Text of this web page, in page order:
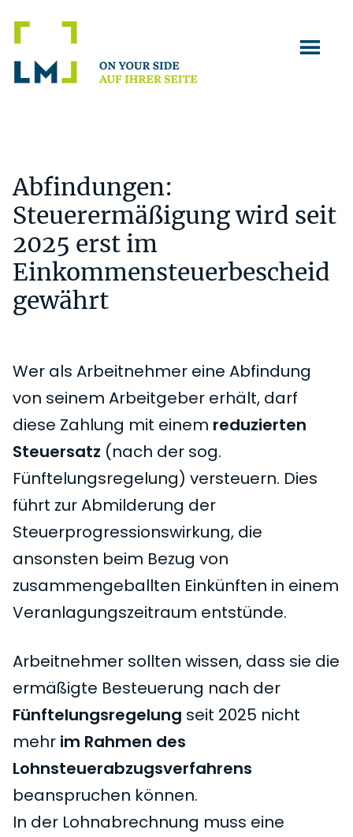
Inhalt
Seitenspalte
Fußzeile
Abfindungen:
Steuerermäßigung wird seit
2025 erst im
Einkommensteuerbescheid
gewährt
Wer als Arbeitnehmer eine Abfindung
von seinem Arbeitgeber erhält, darf
diese Zahlung mit einem reduzierten
Steuersatz (nach der sog.
Fünftelungsregelung) versteuern. Dies
führt zur Abmilderung der
Steuerprogressionswirkung, die
ansonsten beim Bezug von
zusammengeballten Einkünften in einem
Veranlagungszeitraum entstünde.
Arbeitnehmer sollten wissen, dass sie die
ermäßigte Besteuerung nach der
Fünftelungsregelung seit 2025 nicht
mehr im Rahmen des
Lohnsteuerabzugsverfahrens
beanspruchen können.
In der Lohnabrechnung muss eine